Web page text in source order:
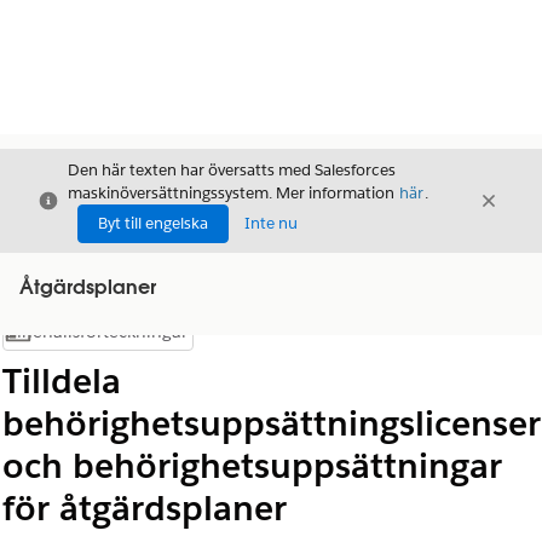
Stäng
Den här texten har översatts med Salesforces
maskinöversättningssystem. Mer information här.
Byt till engelska
Inte nu
Stäng
Åtgärdsplaner
Visa innehållsförteckning
Innehållsförteckningar
Tilldela
behörighetsuppsättningslicenser
och behörighetsuppsättningar
för åtgärdsplaner